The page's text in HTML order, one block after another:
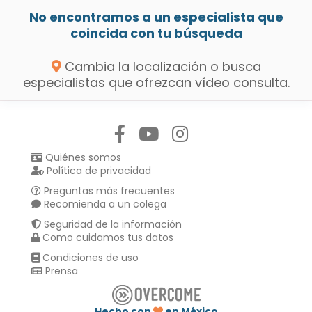
No encontramos a un especialista que
coincida con tu búsqueda
Cambia la localización o busca
especialistas que ofrezcan vídeo consulta.
Quiénes somos
Política de privacidad
Preguntas más frecuentes
Recomienda a un colega
Seguridad de la información
Como cuidamos tus datos
Condiciones de uso
Prensa